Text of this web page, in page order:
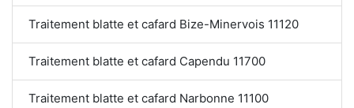
Traitement blatte et cafard Bize-Minervois 11120
Traitement blatte et cafard Capendu 11700
Traitement blatte et cafard Narbonne 11100